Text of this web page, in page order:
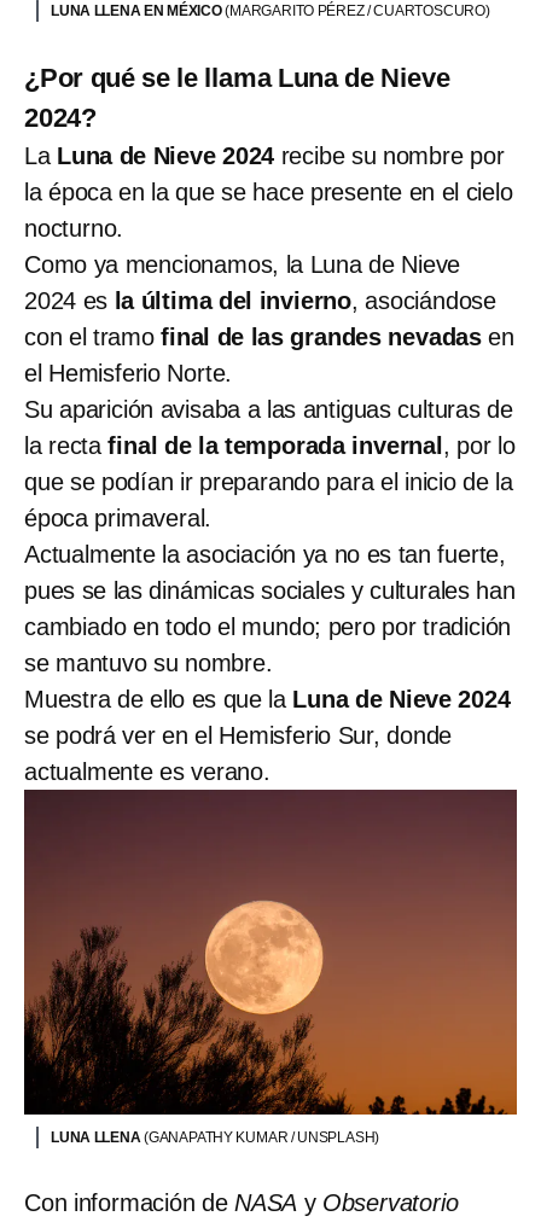
LUNA LLENA EN MÉXICO(MARGARITO PÉREZ / CUARTOSCURO)
¿Por qué se le llama Luna de Nieve
2024?
La Luna de Nieve 2024 recibe su nombre por
la época en la que se hace presente en el cielo
nocturno.
Como ya mencionamos, la Luna de Nieve
2024 es la última del invierno, asociándose
con el tramofinal de las grandes nevadas en
el Hemisferio Norte.
Su aparición avisaba a las antiguas culturas de
la rectafinal de la temporada invernal , por lo
que se podían ir preparando para el inicio de la
época primaveral.
Actualmente la asociación ya no es tan fuerte,
pues se las dinámicas sociales y culturales han
cambiado en todo el mundo; pero por tradición
se mantuvo su nombre.
Muestra de ello es que la Luna de Nieve 2024
se podrá ver en el Hemisferio Sur, donde
actualmente es verano.
LUNA LLENA(GANAPATHY KUMAR / UNSPLASH)
Con información deNASA yObservatorio